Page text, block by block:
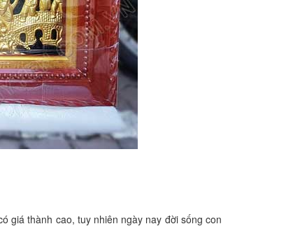
giá thành cao, tuy nhiên ngày nay đời sống con